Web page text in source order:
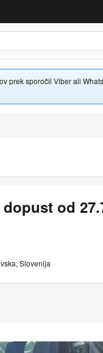
prek sporočil Viber ali
od
Slovenija